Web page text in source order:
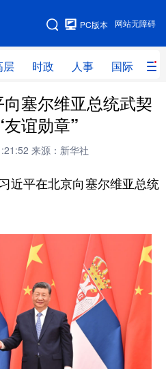
网站无障碍
PC版本
层 时政 人事 国际 财
站地图
时政 人事
网评
量子 体育
图片
金融
信息化 数字经济
银龄 溯源中国
能源 会展
塞尔维亚总统武契
友谊勋章”
来源：新华社
平在北京向塞尔维亚总统